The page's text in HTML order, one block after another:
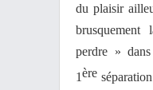
du plaisir
perdre »
1ère